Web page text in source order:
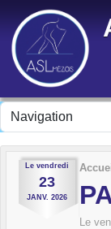
Le vendredi
23
JANV. 2026
Le
Panneau de